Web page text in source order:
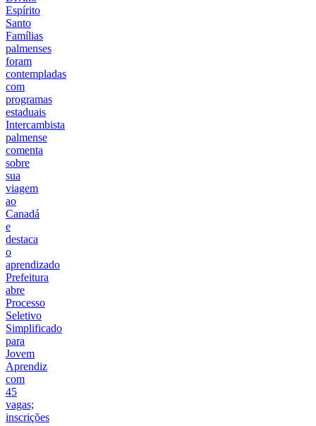
Espírito
Santo
Famílias
palmenses
foram
contempladas
com
programas
estaduais
Intercambista
palmense
comenta
sobre
sua
viagem
ao
Canadá
e
destaca
o
aprendizado
Prefeitura
abre
Processo
Seletivo
Simplificado
para
Jovem
Aprendiz
com
45
vagas;
inscrições